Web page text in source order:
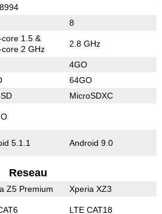
8
1.5 &
2 GHz
2.8 GHz
4GO
64GO
MicroSDXC
5.1.1 Android 9.0
Reseau
Z5 Premium Xperia XZ3
LTE CAT18